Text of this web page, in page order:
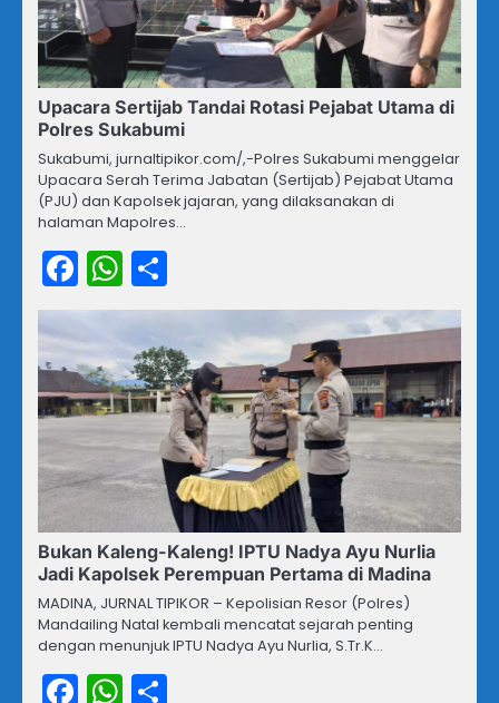
Upacara Sertijab Tandai Rotasi Pejabat Utama di
Polres Sukabumi
Sukabumi, jurnaltipikor.com/,-Polres Sukabumi menggelar
Upacara Serah Terima Jabatan (Sertijab) Pejabat Utama
(PJU) dan Kapolsek jajaran, yang dilaksanakan di
halaman Mapolres…
Facebook
WhatsApp
Bukan Kaleng-Kaleng! IPTU Nadya Ayu Nurlia
Jadi Kapolsek Perempuan Pertama di Madina
MADINA, JURNAL TIPIKOR – Kepolisian Resor (Polres)
Mandailing Natal kembali mencatat sejarah penting
dengan menunjuk IPTU Nadya Ayu Nurlia, S.Tr.K…
Facebook
WhatsApp